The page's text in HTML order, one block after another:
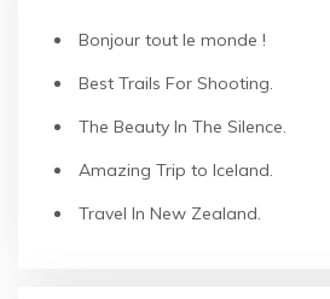
Bonjour tout le monde !
Best Trails For Shooting.
The Beauty In The Silence.
Amazing Trip to Iceland.
Travel In New Zealand.